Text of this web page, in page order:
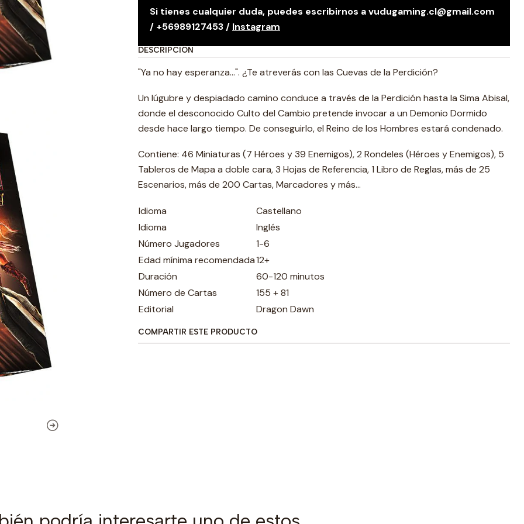
Si tienes cualquier duda, puedes escribirnos a vudugaming.cl@gmail.com
/ +56989127453 / Instagram
DESCRIPCIÓN
"Ya no hay esperanza...". ¿Te atreverás con las Cuevas de la Perdición?
Un lúgubre y despiadado camino conduce a través de la Perdición hasta la Sima Abisal,
donde el desconocido Culto del Cambio pretende invocar a un Demonio Dormido
desde hace largo tiempo. De conseguirlo, el Reino de los Hombres estará condenado.
Contiene: 46 Miniaturas (7 Héroes y 39 Enemigos), 2 Rondeles (Héroes y Enemigos), 5
Tableros de Mapa a doble cara, 3 Hojas de Referencia, 1 Libro de Reglas, más de 25
Escenarios, más de 200 Cartas, Marcadores y más...
Idioma
Castellano
Idioma
Inglés
Número Jugadores
1-6
Edad mínima recomendada12+
Duración
60-120 minutos
Número de Cartas
155 + 81
Editorial
Dragon Dawn
COMPARTIR ESTE PRODUCTO